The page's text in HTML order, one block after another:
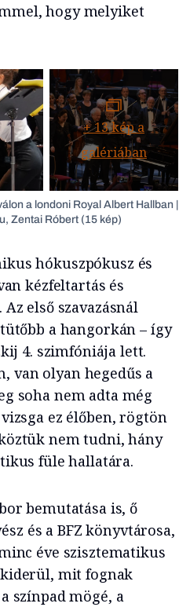
hogy melyiket
+13kép a
galériában
a londoni Royal Albert Hallban |
Zentai Róbert (15 kép)
hókuszpókusz és
kézfeltartás és
első szavazásnál
a hangorkán – így
4. szimfóniája lett.
van olyan hegedűs a
soha nem adta még
ez élőben, rögtön
nem tudni, hány
füle hallatára.
bemutatása is, ő
és a BFZ könyvtárosa,
éve szisztematikus
mit fognak
színpad mögé, a